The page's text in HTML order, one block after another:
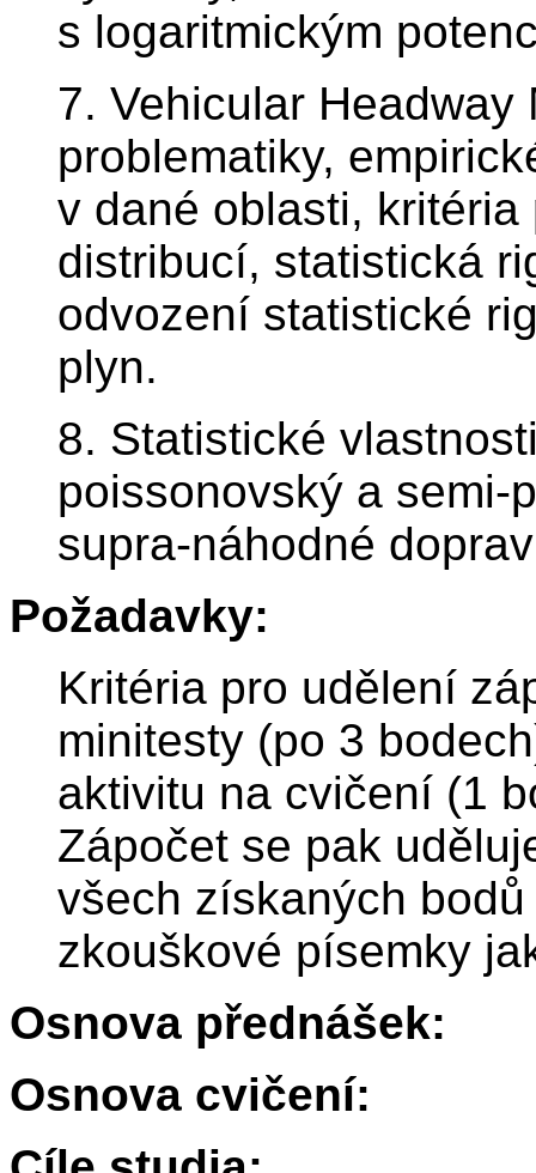
s logaritmickým
7. Vehicular
problematiky,
v dané oblasti,
distribucí, statistická
odvození statistické
plyn.
8. Statistické
poissonovský a semi-
supra-náhodné
Požadavky:
Kritéria pro udělení
minitesty (po 3
aktivitu na cvičení (1
Zápočet se pak
všech získaných
zkouškové písemky
Osnova přednášek:
Osnova cvičení: